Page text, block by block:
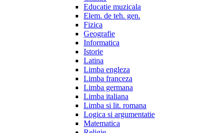
Educatie muzicala
Elem. de teh. gen.
Fizica
Geografie
Informatica
Istorie
Latina
Limba engleza
Limba franceza
Limba germana
Limba italiana
Limba si lit. romana
Logica si argumentatie
Matematica